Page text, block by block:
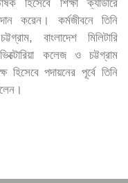
হিসেবে শিক্ষা ক্যাডারে
করেন। কর্মজীবনে তিনি
বাংলাদেশ মিলিটারি
কলেজ ও চট্টগ্রাম
পদায়নের পূর্বে তিনি